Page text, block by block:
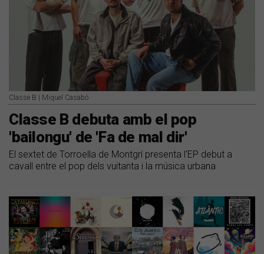
Classe B | Miquel Casabó
Classe B debuta amb el pop
'bailongu' de 'Fa de mal dir'
El sextet de Torroella de Montgrí presenta l'EP debut a
cavall entre el pop dels vuitanta i la música urbana